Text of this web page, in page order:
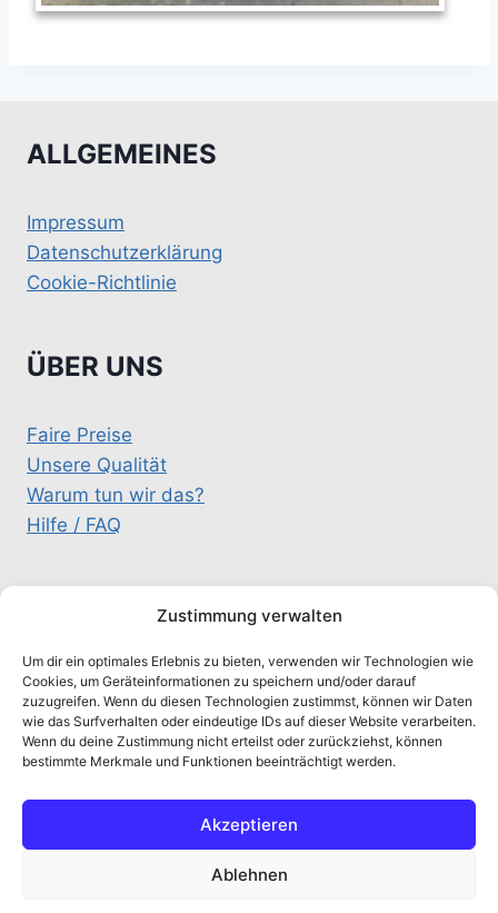
Zustimmung verwalten
Um dir ein optimales Erlebnis zu bieten, verwenden wir Technologien wie
Cookies, um Geräteinformationen zu speichern und/oder darauf
zuzugreifen. Wenn du diesen Technologien zustimmst, können wir Daten
wie das Surfverhalten oder eindeutige IDs auf dieser Website verarbeiten.
Wenn du deine Zustimmung nicht erteilst oder zurückziehst, können
bestimmte Merkmale und Funktionen beeinträchtigt werden.
Akzeptieren
Ablehnen
ALLGEMEINES
Impressum
Datenschutzerklärung
Cookie-Richtlinie
ÜBER UNS
Faire Preise
Unsere Qualität
Warum tun wir das?
Hilfe / FAQ
KONTAKT
schluesselteam@gmx.de
0157 / 333 26 326
Alte Salzstr. 5A, 21516 Schulendorf
© 2026 Schluesselteam - WordPress Theme von
Hide